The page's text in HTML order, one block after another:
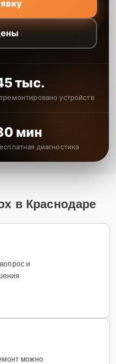
тыс.
устройств
мин
диагностика
в Краснодаре
и
можно